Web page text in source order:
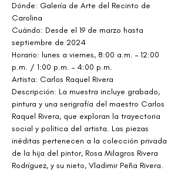
Dónde: Galería de Arte del Recinto de
Carolina
Cuándo: Desde el 19 de marzo hasta
septiembre de 2024
Horario: lunes a viernes, 8:00 a.m. – 12:00
p.m. / 1:00 p.m. – 4:00 p.m.
Artista: Carlos Raquel Rivera
Descripción: La muestra incluye grabado,
pintura y una serigrafía del maestro Carlos
Raquel Rivera, que exploran la trayectoria
social y política del artista. Las piezas
inéditas pertenecen a la colección privada
de la hija del pintor, Rosa Milagros Rivera
Rodríguez, y su nieto, Vladimir Peña Rivera.